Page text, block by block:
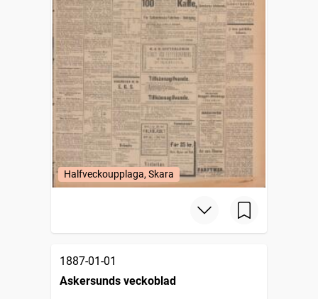
Halfveckoupplaga, Skara
1887-01-01
Askersunds veckoblad